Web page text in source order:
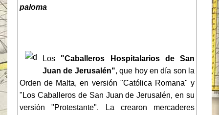
paloma
Los "Caballeros Hospitalarios de San
Juan de Jerusalén", que hoy en día son la
Orden de Malta, en versión "Católica Romana" y
"Los Caballeros de San Juan de Jerusalén, en su
versión "Protestante". La crearon mercaderes